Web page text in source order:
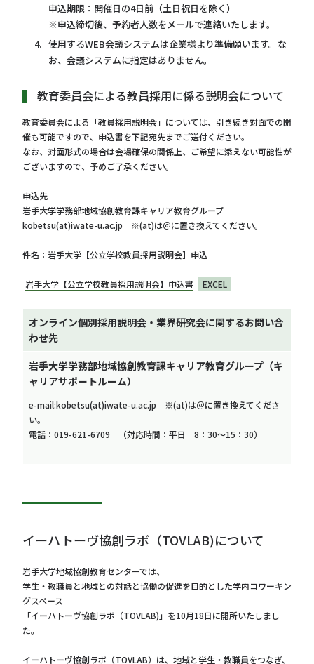
申込期限：開催日の4日前（土日祝日を除く）
※申込締切後、予約者人数をメールで連絡いたします。
使用するWEB会議システムは企業様より準備願います。な
お、会議システムに指定はありません。
教育委員会による教員採用に係る説明会について
教育委員会による「教員採用説明会」については、引き続き対面での開
催も可能ですので、申込書を下記宛先までご送付ください。
なお、対面形式の場合は会場確保の関係上、ご希望に添えない可能性が
ございますので、予めご了承ください。
申込先
岩手大学学務部地域協創教育課キャリア教育グループ
kobetsu(at)iwate-u.ac.jp ※(at)は＠に置き換えてください。
件名：岩手大学【公立学校教員採用説明会】申込
岩手大学【公立学校教員採用説明会】申込書 EXCEL
オンライン個別採用説明会・業界研究会に関するお問い合
わせ先
岩手大学学務部地域協創教育課キャリア教育グループ（キ
ャリアサポートルーム）
e-mail:kobetsu(at)iwate-u.ac.jp ※(at)は＠に置き換えてくださ
い。
電話：019-621-6709 （対応時間：平日 8：30～15：30）
イーハトーヴ協創ラボ（TOVLAB)について
岩⼿⼤学地域協創教育センターでは、
学⽣・教職員と地域との対話と協働の促進を目的とした学内コワーキン
グスペース
「イーハトーヴ協創ラボ（TOVLAB)」を10⽉18⽇に開所いたしまし
た。
イーハトーヴ協創ラボ（TOVLAB）は、地域と学生・教職員をつなぎ、